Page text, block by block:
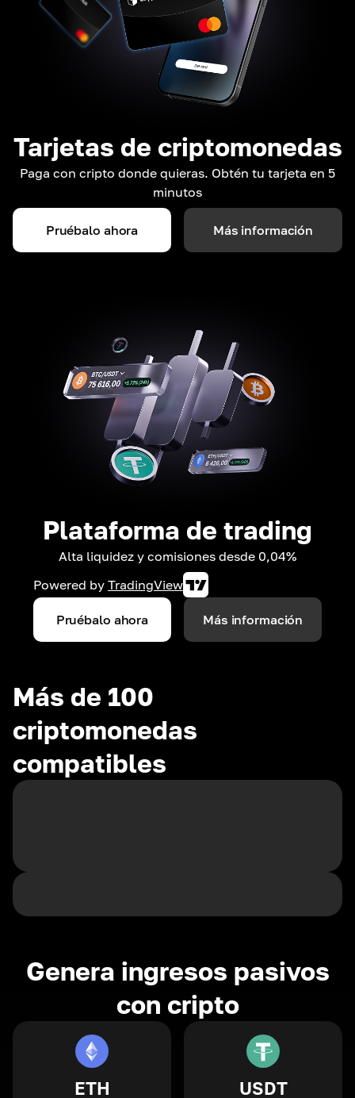
Tarjetas de criptomonedas
Paga con cripto donde quieras. Obtén tu tarjeta en 5
minutos
Pruébalo ahora Más información
Plataforma de trading
Alta liquidez y comisiones desde 0,04%
Powered by TradingView
Pruébalo ahora Más información
Más de 100
criptomonedas
compatibles
Genera ingresos pasivos
con cripto
ETH USDT